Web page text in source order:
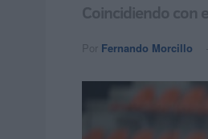
Coincidiendo con
Por Fernando Morcillo